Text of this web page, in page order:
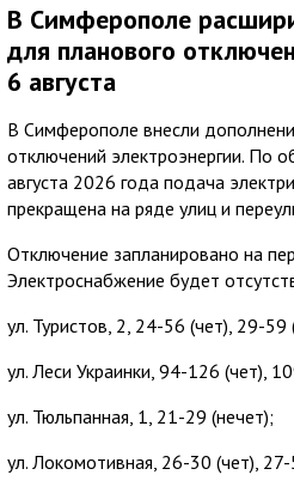
В Симферополе
для планового
6 августа
В Симферополе внесли
отключений электроэнергии. По
августа 2026 года подача
прекращена на ряде улиц и
Отключение запланировано на
Электроснабжение будет
ул. Туристов, 2, 24-56 (чет), 29-59
ул. Леси Украинки, 94-126 (чет),
ул. Тюльпанная, 1, 21-29 (нечет);
ул. Локомотивная, 26-30 (чет),